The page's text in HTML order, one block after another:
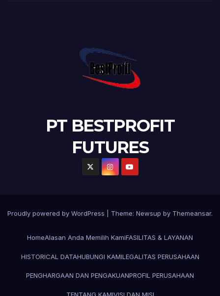
PT BESTPROFIT
FUTURES
Proudly powered by WordPress Theme: Newsup by Themeansar.
HomeAlasan Anda Memilih KamiFASILITAS & LAYANAN
HISTORICAL DATAHUBUNGI KAMILEGALITAS PERUSAHAAN
PENGHARGAAN DAN PENGAKUANPROFIL PERUSAHAAN